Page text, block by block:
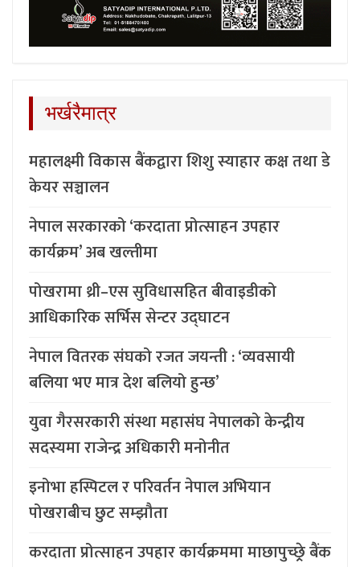
भर्खरैमात्र
महालक्ष्मी विकास बैंकद्वारा शिशु स्याहार कक्ष तथा डे
केयर सञ्चालन
नेपाल सरकारको ‘करदाता प्रोत्साहन उपहार
कार्यक्रम’ अब खल्तीमा
पोखरामा थ्री–एस सुविधासहित बीवाइडीको
आधिकारिक सर्भिस सेन्टर उद्घाटन
नेपाल वितरक संघको रजत जयन्ती : ‘व्यवसायी
बलिया भए मात्र देश बलियो हुन्छ’
युवा गैरसरकारी संस्था महासंघ नेपालको केन्द्रीय
सदस्यमा राजेन्द्र अधिकारी मनोनीत
इनोभा हस्पिटल र परिवर्तन नेपाल अभियान
पोखराबीच छुट सम्झौता
करदाता प्रोत्साहन उपहार कार्यक्रममा माछापुच्छ्र्रे बैंक